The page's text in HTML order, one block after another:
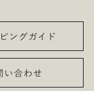
ングガイド
い合わせ